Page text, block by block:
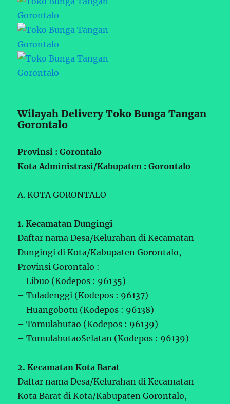
Wilayah Delivery Toko Bunga Tangan
Gorontalo
Provinsi : Gorontalo
Kota Administrasi/Kabupaten : Gorontalo
A. KOTA GORONTALO
1. Kecamatan Dungingi
Daftar nama Desa/Kelurahan di Kecamatan
Dungingi di Kota/Kabupaten Gorontalo,
Provinsi Gorontalo :
– Libuo (Kodepos : 96135)
– Tuladenggi (Kodepos : 96137)
– Huangobotu (Kodepos : 96138)
– Tomulabutao (Kodepos : 96139)
– TomulabutaoSelatan (Kodepos : 96139)
2. Kecamatan Kota Barat
Daftar nama Desa/Kelurahan di Kecamatan
Kota Barat di Kota/Kabupaten Gorontalo,